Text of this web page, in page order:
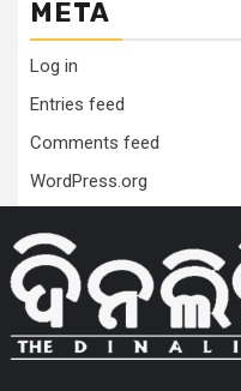
META
Log in
Entries feed
Comments feed
WordPress.org